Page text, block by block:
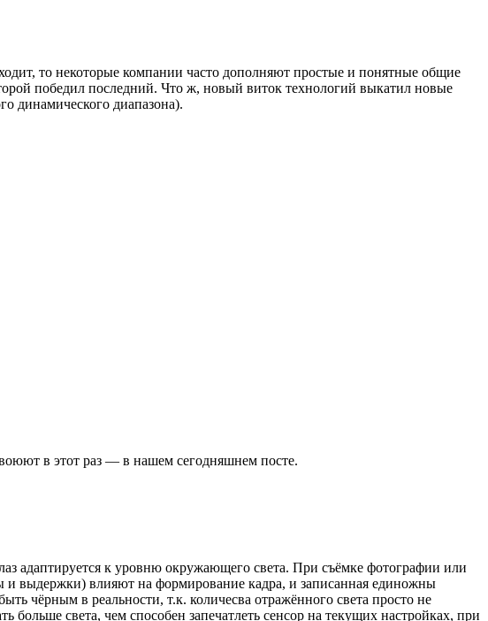
то некоторые компании часто дополняют простые и понятные общие
победил последний. Что ж, новый виток технологий выкатил новые
динамического диапазона).
воюют в этот раз — в нашем сегодняшнем посте.
адаптируется к уровню окружающего света. При съёмке фотографии или
и выдержки) влияют на формирование кадра, и записанная единожны
чёрным в реальности, т.к. количесва отражённого света просто не
больше света, чем способен запечатлеть сенсор на текущих настройках, при